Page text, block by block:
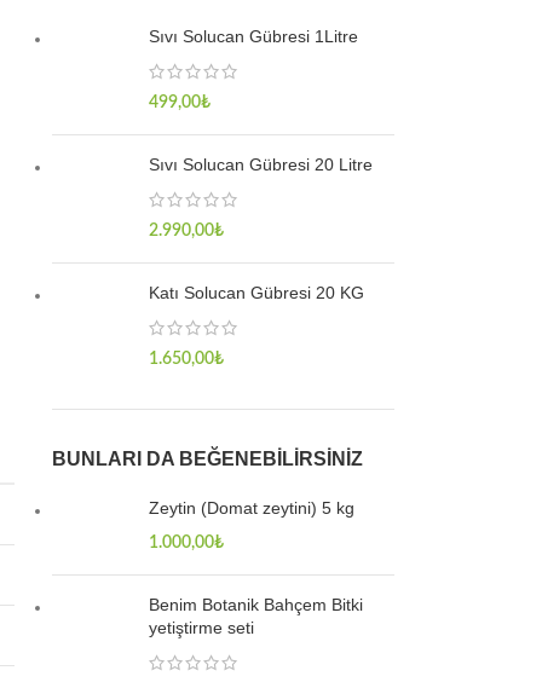
Sıvı Solucan Gübresi 1Litre
499,00₺
Sıvı Solucan Gübresi 20 Litre
2.990,00₺
Katı Solucan Gübresi 20 KG
1.650,00₺
BUNLARI DA BEĞENEBILIRSINIZ
Zeytin (Domat zeytini) 5 kg
1.000,00₺
Benim Botanik Bahçem Bitki
yetiştirme seti